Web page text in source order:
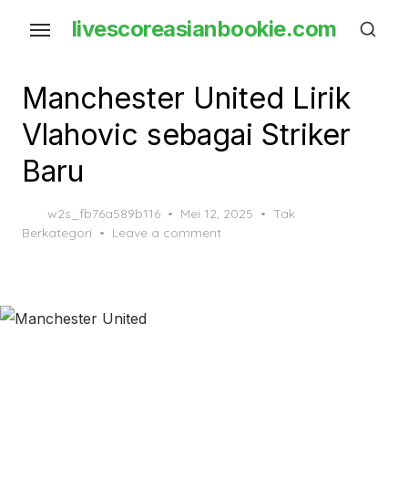
content
livescoreasianbookie.com
Manchester United Lirik
Vlahovic sebagai Striker
Baru
w2s_fb76a589b116
Posted
on
Mei 12, 2025
Tak
Berkategori
Leave a comment